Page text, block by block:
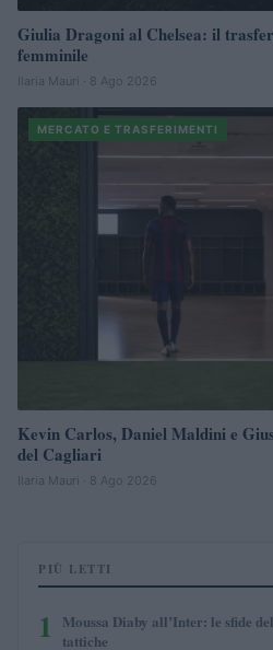
Giulia Dragoni al Chelsea: il
femminile
Ilaria Mauri · 8 Ago 2026
MERCATO E TRASFERIMENTI
Kevin Carlos, Daniel Maldini e
del Cagliari
Ilaria Mauri · 8 Ago 2026
PIÙ LETTI
1
Moussa Diaby all’Inter: le sfide
tattiche